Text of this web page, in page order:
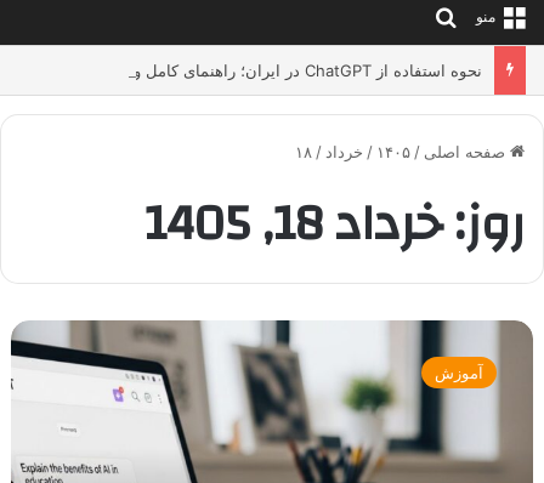
منو
نحوه استفاده از ChatGPT در ایران؛ راهنمای کامل و بدون دردسر
صفحه اصلی / ۱۴۰۵ / خرداد / ۱۸
روز:خرداد 18, 1405
نحوه
استفاده
ایران؛
آموزش